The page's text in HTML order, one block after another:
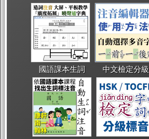
國語課本生詞 中文檢定分級